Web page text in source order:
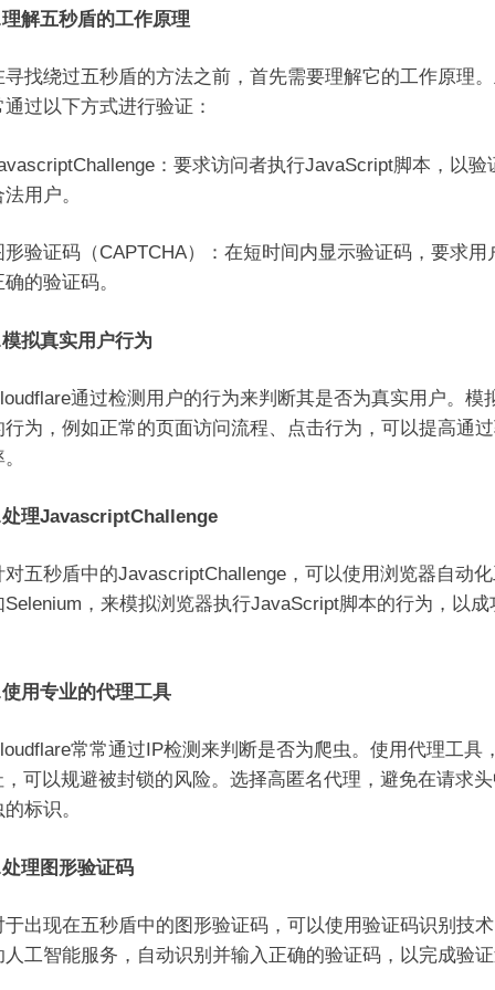
解五秒盾的工作原理
绕过五秒盾的方法之前，首先需要理解它的工作原理
过以下方式进行验证：
：要求访问者执行JavaScript脚本，以验
用户。
证码（CAPTCHA）：在短时间内显示验证码，要求用
的验证码。
拟真实用户行为
通过检测用户的行为来判断其是否为真实用户。模
行为，例如正常的页面访问流程、点击行为，可以提高通
理JavascriptChallenge
秒盾中的JavascriptChallenge，可以使用浏览器自动
Selenium，来模拟浏览器执行JavaScript脚本的行为，以成
用专业的代理工具
常常通过IP检测来判断是否为爬虫。使用代理工具
，可以规避被封锁的风险。选择高匿名代理，避免在请求
标识。
理图形验证码
现在五秒盾中的图形验证码，可以使用验证码识别技
人工智能服务，自动识别并输入正确的验证码，以完成验